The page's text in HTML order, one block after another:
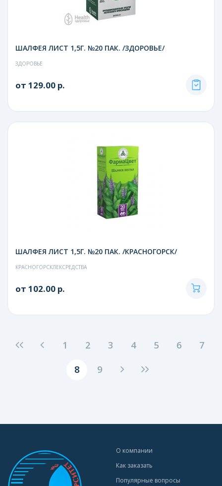
ШАЛФЕЯ ЛИСТ 1,5Г. №20 ПАК. /ЗДОРОВЬЕ/
ЗДОРОВЬЕ
от 129.00 р.
ШАЛФЕЯ ЛИСТ 1,5Г. №20 ПАК. /КРАСНОГОРСК/
КРАСНОГОРСКЛЕКСРЕДСТВА
от 102.00 р.
1 2 3 4 5 6
7
8
9
О компании
Как заказать
Популярные вопросы